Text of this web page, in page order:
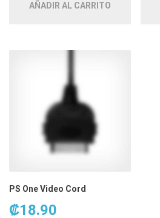
AÑADIR AL CARRITO
PS One Video Cord
₡18.90